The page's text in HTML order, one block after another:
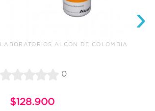
LABORATORIOS ALCON DE COLOMBIA
0
$128.900
›